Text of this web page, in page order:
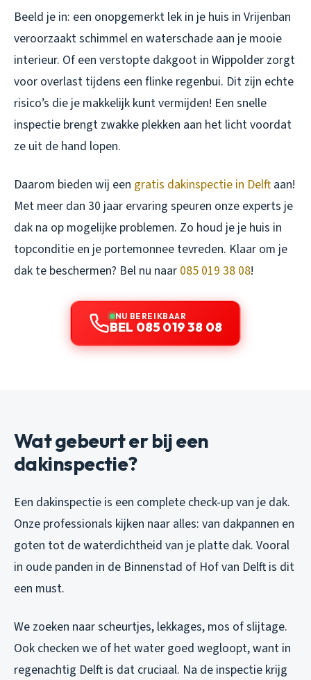
Beeld je in: een onopgemerkt lek in je huis in Vrijenban
veroorzaakt schimmel en waterschade aan je mooie
interieur. Of een verstopte dakgoot in Wippolder zorgt
voor overlast tijdens een flinke regenbui. Dit zijn echte
risico’s die je makkelijk kunt vermijden! Een snelle
inspectie brengt zwakke plekken aan het licht voordat
ze uit de hand lopen.
Daarom bieden wij een gratis dakinspectie in Delftaan!
Met meer dan 30 jaar ervaring speuren onze experts je
dak na op mogelijke problemen. Zo houd je je huis in
topconditie en je portemonnee tevreden. Klaar om je
dak te beschermen? Bel nu naar 085 019 38 08!
NU BEREIKBAAR
BEL 085 019 38 08
Wat gebeurt er bij een
dakinspectie?
Een dakinspectie is een complete check-up van je dak.
Onze professionals kijken naar alles: van dakpannen en
goten tot de waterdichtheid van je platte dak. Vooral
in oude panden in de Binnenstad of Hof van Delft is dit
een must.
We zoeken naar scheurtjes, lekkages, mos of slijtage.
Ook checken we of het water goed wegloopt, want in
regenachtig Delft is dat cruciaal. Na de inspectie krijg